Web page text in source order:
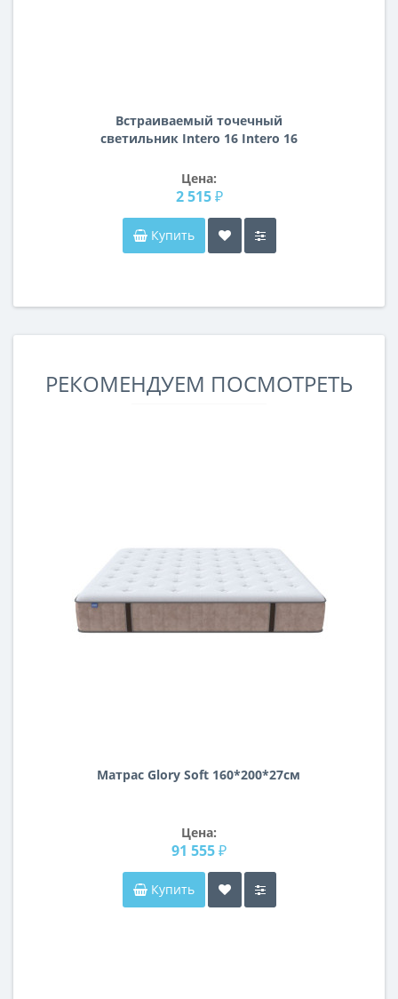
Встраиваемый точечный
светильник Intero 16 Intero 16
Цена:
2 515 ₽
Купить
РЕКОМЕНДУЕМ ПОСМОТРЕТЬ
Матрас Glory Soft 160*200*27см
Цена:
91 555 ₽
Купить